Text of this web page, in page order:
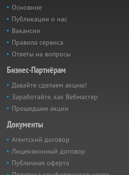
Основное
Публикации о нас
Вакансии
Правила сервиса
Ответы на вопросы
Бизнес-Партнёрам
Давайте сделаем акцию!
Заработайте, как Вебмастер
Прошедшие акции
Документы
Агентский договор
Лицензионный договор
Публичная оферта